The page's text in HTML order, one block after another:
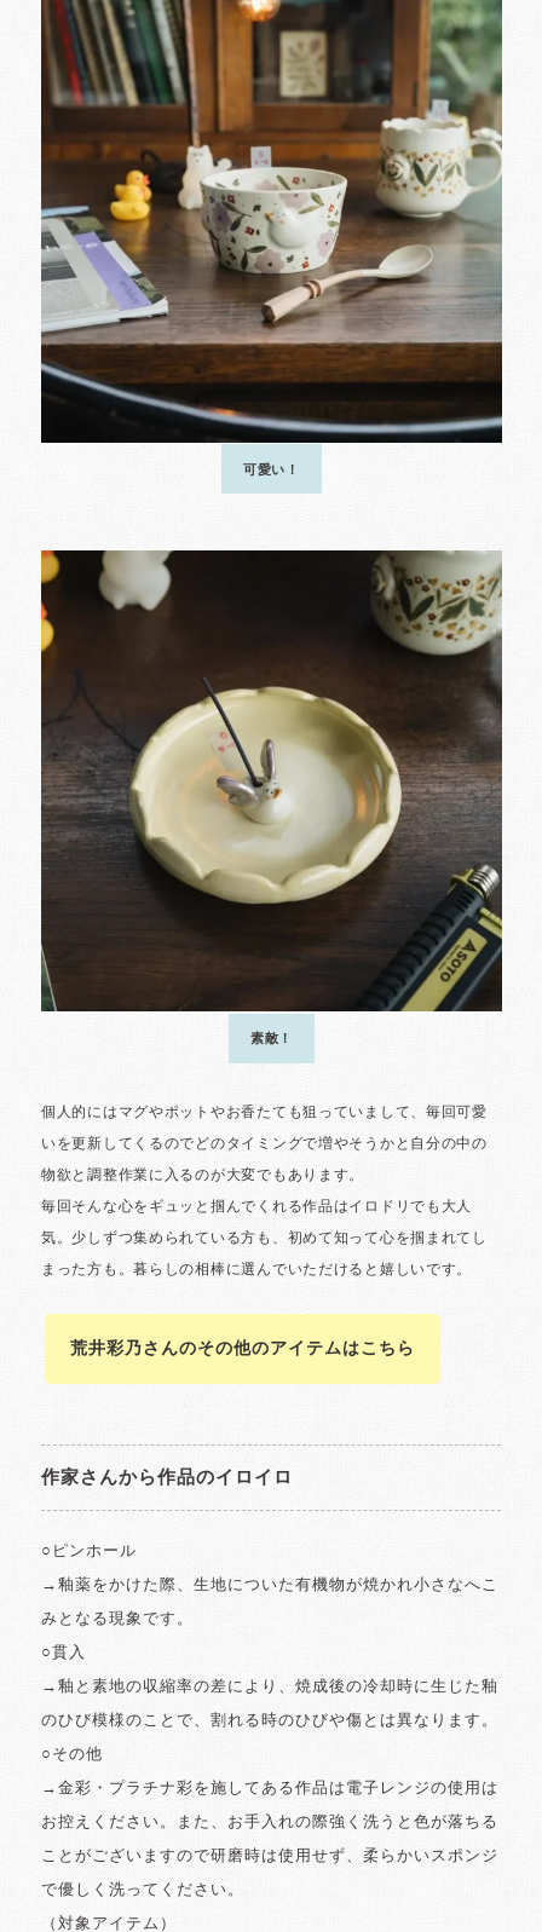
荒井彩乃さんのその他のアイテムはこちら
作家さんから作品のイロイロ
○ピンホール
→釉薬をかけた際、生地についた有機物が焼かれ小さなへこ
みとなる現象です。
○貫入
→釉と素地の収縮率の差により、焼成後の冷却時に生じた釉
のひび模様のことで、割れる時のひびや傷とは異なります。
○その他
→金彩・プラチナ彩を施してある作品は電子レンジの使用は
お控えください。また、お手入れの際強く洗うと色が落ちる
ことがございますので研磨時は使用せず、柔らかいスポンジ
で優しく洗ってください。
（対象アイテム）